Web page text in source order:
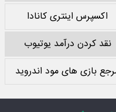
اکسپرس اینتری کانادا
نقد کردن درآمد یوتیوب
بازی های مود اندروید